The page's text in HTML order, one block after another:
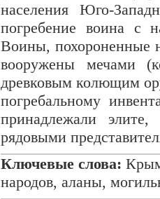
населения Юго-
погребение воина с
Воины, похороненные
вооружены мечами
древковым колющим
погребальному
принадлежали
рядовыми
Ключевые слова:
народов, аланы,